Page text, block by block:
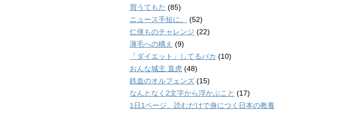
買うてもた (85)
ニュース手短に。
(52)
仁侠ものチャレンジ (22)
薄毛への構え (9)
「ダイエット」してるバカ (10)
おんな城主 直虎 (48)
鉄血のオルフェンズ (15)
なんとなく2文字から浮かぶこと (17)
1日1ページ、読むだけで身につく日本の教養